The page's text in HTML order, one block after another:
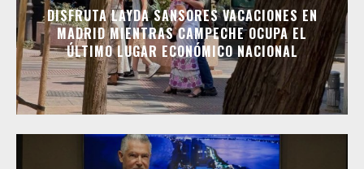
DISFRUTA LAYDA SANSORES VACACIONES EN
MADRID MIENTRAS CAMPECHE OCUPA EL
ÚLTIMO LUGAR ECONÓMICO NACIONAL